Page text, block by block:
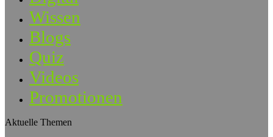
Wissen
Blogs
Quiz
Videos
Promotionen
Aktuelle Themen